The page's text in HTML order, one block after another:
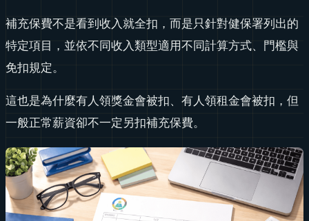
補充保費不是看到收入就全扣，而是只針對健保署列出的
特定項目，並依不同收入類型適用不同計算方式、門檻與
免扣規定。
這也是為什麼有人領獎金會被扣、有人領租金會被扣，但
一般正常薪資卻不一定另扣補充保費。